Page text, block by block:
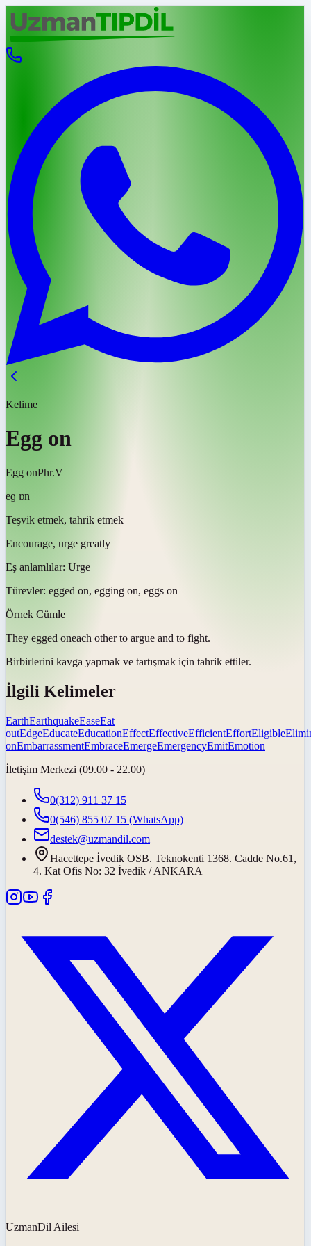
Kelime
Egg on
Egg onPhr.V
eɡ ɒn
Teşvik etmek, tahrik etmek
Encourage, urge greatly
Eş anlamlılar: Urge
Türevler: egged on, egging on, eggs on
Örnek Cümle
They egged oneach other to argue and to fight.
Birbirlerini kavga yapmak ve tartışmak için tahrik ettiler.
İlgili Kelimeler
EarthEarthquakeEaseEat
outEdgeEducateEducationEffectEffectiveEfficientEffortEligible
onEmbarrassmentEmbraceEmergeEmergencyEmitEmotion
İletişim Merkezi (09.00 - 22.00)
0(312) 911 37 15
0(546) 855 07 15 (WhatsApp)
destek@uzmandil.com
Hacettepe İvedik OSB. Teknokenti 1368. Cadde No.61,
4. Kat Ofis No: 32 İvedik / ANKARA
UzmanDil Ailesi